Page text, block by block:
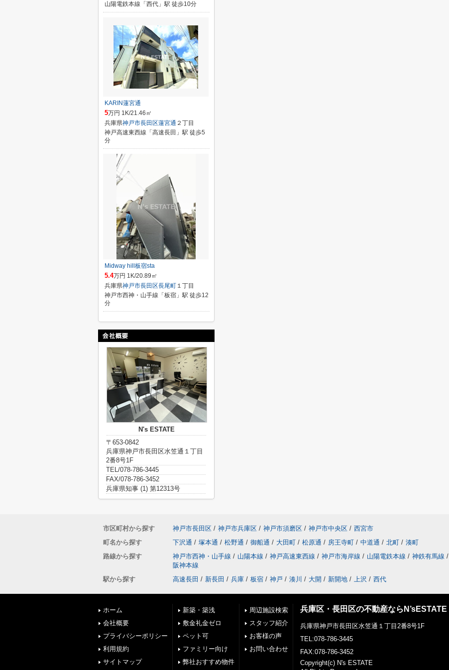
山陽電鉄本線「西代」駅 徒歩10分
KARIN蓮宮通
5万円 1K/21.46㎡
兵庫県神戸市長田区蓮宮通 ２丁目
神戸高速東西線「高速長田」駅 徒歩5
分
Midway hill板宿sta
5.4万円 1K/20.89㎡
兵庫県神戸市長田区長尾町 １丁目
神戸市西神・山手線「板宿」駅 徒歩12
分
N's ESTATE
〒653-0842
兵庫県神戸市長田区水笠通１丁目
2番8号1F
TEL/078-786-3445
FAX/078-786-3452
兵庫県知事 (1) 第12313号
市区町村から探す 神戸市長田区 / 神戸市兵庫区 / 神戸市須磨区 / 神戸市中央区 / 西宮市
町名から探す
下沢通 / 塚本通 / 松野通 / 御船通 / 大田町 / 松原通 / 房王寺町 / 中道通 / 北町 / 湊町
路線から探す
神戸市西神・山手線 / 山陽本線 / 神戸高速東西線 / 神戸市海岸線 / 山陽電鉄本線 / 神鉄有馬線 /
阪神本線
駅から探す
高速長田 / 新長田 / 兵庫 / 板宿 / 神戸 / 湊川 / 大開 / 新開地 / 上沢 / 西代
ホーム
会社概要
プライバシーポリシー
利用規約
サイトマップ
新築・築浅
敷金礼金ゼロ
ペット可
ファミリー向け
弊社おすすめ物件
周辺施設検索
スタッフ紹介
お客様の声
お問い合わせ
兵庫区・長田区の不動産ならN’sESTATE
兵庫県神戸市長田区水笠通１丁目2番8号1F
TEL:078-786-3445
FAX:078-786-3452
Copyright(c) N's ESTATE